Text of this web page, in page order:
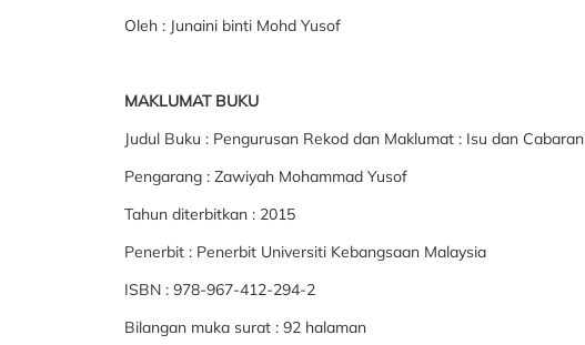
Oleh : Junaini binti Mohd Yusof
MAKLUMAT BUKU
Judul Buku : Pengurusan Rekod dan Maklumat : Isu dan Cabaran
Pengarang : Zawiyah Mohammad Yusof
Tahun diterbitkan : 2015
Penerbit : Penerbit Universiti Kebangsaan Malaysia
ISBN : 978-967-412-294-2
Bilangan muka surat : 92 halaman